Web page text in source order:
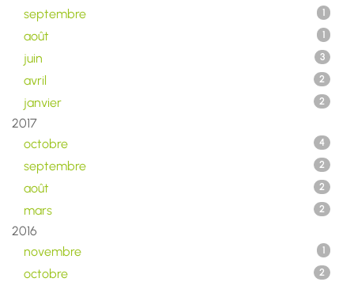
septembre 1
août 1
juin 3
avril 2
janvier 2
2017
octobre
4
septembre 2
août 2
mars 2
2016
novembre
1
octobre 2